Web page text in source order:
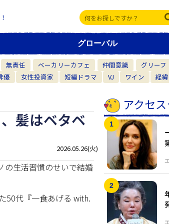
グローバル
無責任 ベーカリーカフェ 仲間意識 グリーフ
優 女性投資家 短編ドラマ VJ ワイン 経緯
髪はベタベ
2026.05.26(火)
の生活習慣のせいで結婚
50代『一食あげる with.
アクセ